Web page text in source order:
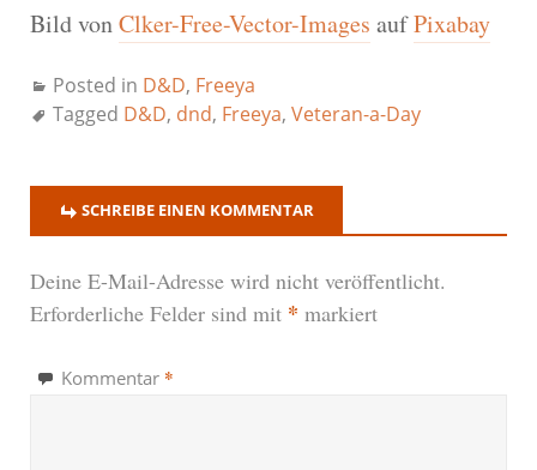
Bild vonClker-Free-Vector-Images aufPixabay
Posted in D&D, Freeya
Tagged D&D, dnd, Freeya, Veteran-a-Day
SCHREIBE EINEN KOMMENTAR
Deine E-Mail-Adresse wird nicht veröffentlicht.
Erforderliche Felder sind mit * markiert
Kommentar *